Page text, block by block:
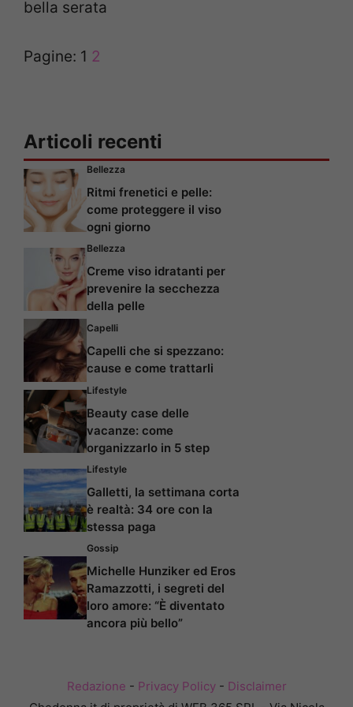
bella serata
Pagine: 1 2
Articoli recenti
Bellezza
Ritmi frenetici e pelle:
come proteggere il viso
ogni giorno
Bellezza
Creme viso idratanti per
prevenire la secchezza
della pelle
Capelli
Capelli che si spezzano:
cause e come trattarli
Lifestyle
Beauty case delle
vacanze: come
organizzarlo in 5 step
Lifestyle
Galletti, la settimana corta
è realtà: 34 ore con la
stessa paga
Gossip
Michelle Hunziker ed Eros
Ramazzotti, i segreti del
loro amore: “È diventato
ancora più bello”
Redazione - Privacy Policy- Disclaimer